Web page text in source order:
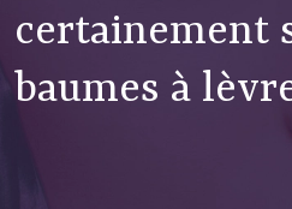
certainement
baumes à